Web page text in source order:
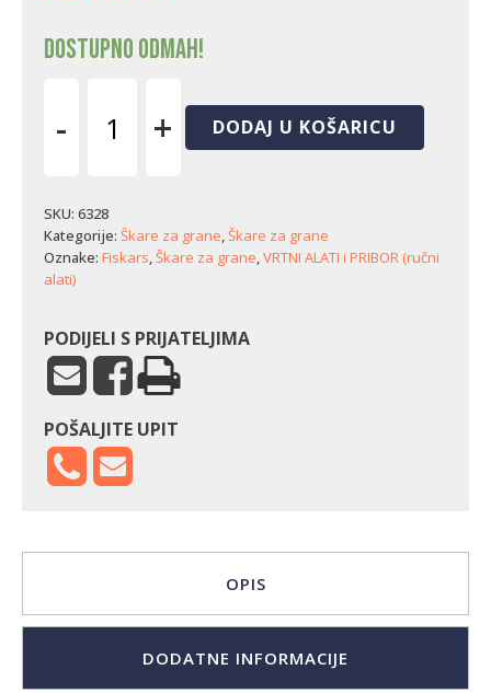
Dostupno odmah!
-
Fiskars
SingleStep
L28
mimoilazne
količina
+ DODAJ U KOŠARICU
SKU: 6328
Kategorije: Škare za grane,Škare za grane
Oznake: Fiskars,Škare za grane,VRTNI ALATI i PRIBOR (ručni
alati)
PODIJELI S PRIJATELJIMA
POŠALJITE UPIT
OPIS
DODATNE INFORMACIJE